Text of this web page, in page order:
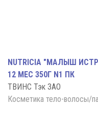
NUTRICIA "МАЛЫШ
12 МЕС 350Г N1 ПК
ТВИНС Тэк ЗАО
Косметика тело-волосы/